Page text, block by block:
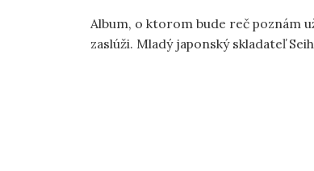
Album, o ktorom bude reč poznám
zaslúži. Mladý japonský skladateľ